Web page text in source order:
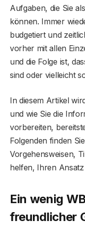
Aufgaben, die Sie
können. Immer
budgetiert und
vorher mit allen
und die Folge ist,
sind oder vielleicht
In diesem Artikel
und wie Sie die
vorbereiten,
Folgenden finden
Vorgehensweisen,
helfen, Ihren
Ein wenig
freundlicher